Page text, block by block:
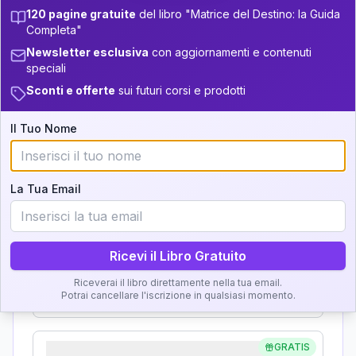
16-17.5 +6 10
17.5-18.5 +4 16
36-37.5
Analisi, Significato e
Interpretazione
Clicca su ogni zona per leggere la definizione e
Zona del Ritratto
Importanza:
Karma Genitore-Figlio
Importanza:
GRATIS
120 pagine gratuite del libro "Matrice del Destino: la Guida
Completa"
Newsletter esclusiva con aggiornamenti e contenuti
speciali
Sconti e offerte sui futuri corsi e prodotti
Il Tuo Nome
La Tua Email
Ricevi il Libro Gratuito
Riceverai il libro direttamente nella tua email.
Potrai cancellare l'iscrizione in qualsiasi momento.